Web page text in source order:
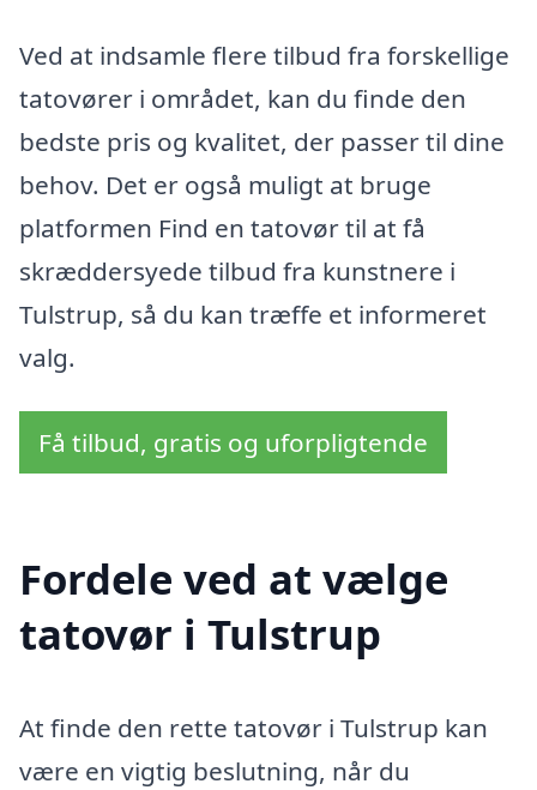
Ved at indsamle flere tilbud fra forskellige
tatovører i området, kan du finde den
bedste pris og kvalitet, der passer til dine
behov. Det er også muligt at bruge
platformen Find en tatovør til at få
skræddersyede tilbud fra kunstnere i
Tulstrup, så du kan træffe et informeret
valg.
Få tilbud, gratis og uforpligtende
Fordele ved at vælge
tatovør i Tulstrup
At finde den rette tatovør i Tulstrup kan
være en vigtig beslutning, når du